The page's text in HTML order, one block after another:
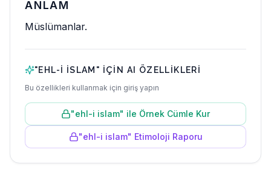
ANLAM
Müslümanlar.
"EHL-I ISLAM " IÇIN AI ÖZELLIKLERI
Bu özellikleri kullanmak için giriş yapın
"ehl-i islam" ile Örnek Cümle Kur
"ehl-i islam" Etimoloji Raporu